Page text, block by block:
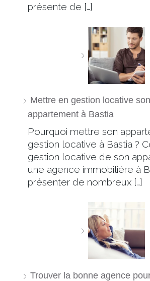
présente de […]
Mettre en gestion locative son
appartement à Bastia
Pourquoi mettre son
gestion locative à Bastia ?
gestion locative de son
une agence immobilière à
présenter de nombreux […]
Trouver la bonne agence